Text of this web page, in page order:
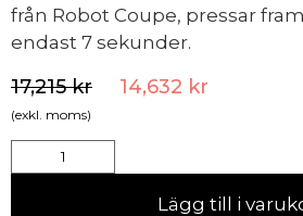
från Robot Coupe, pressar
endast 7 sekunder.
17,215kr 14,632 kr
(exkl. moms)
Lägg till i